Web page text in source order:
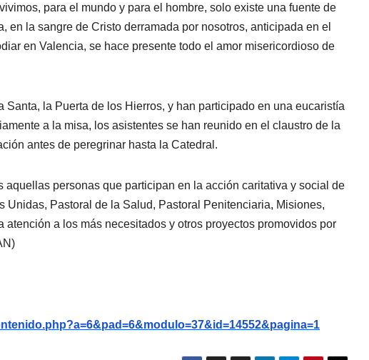
para el mundo y para el hombre, solo existe una fuente de
en la sangre de Cristo derramada por nosotros, anticipada en el
en Valencia, se hace presente todo el amor misericordioso de
la Puerta de los Hierros, y han participado en una eucaristía
a la misa, los asistentes se han reunido en el claustro de la
antes de peregrinar hasta la Catedral.
personas que participan en la acción caritativa y social de
Unidas, Pastoral de la Salud, Pastoral Penitenciaria, Misiones,
a los más necesitados y otros proyectos promovidos por